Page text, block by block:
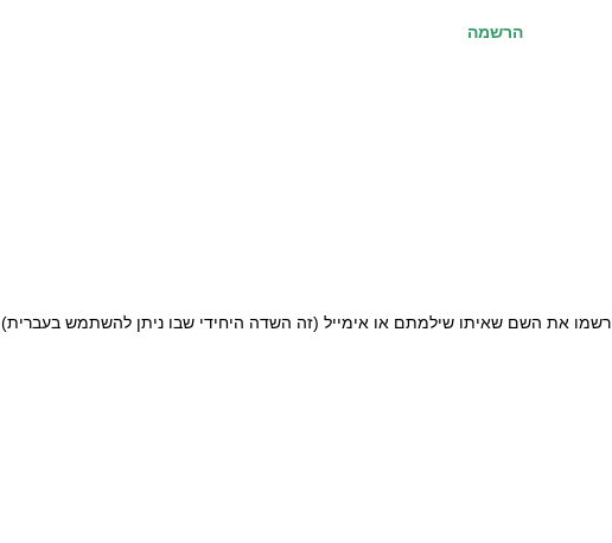
הרשמה
רשמו את השם שאיתו שילמתם או אימייל (זה השדה היחידי שבו ניתן להשתמש בעברית) is not valid